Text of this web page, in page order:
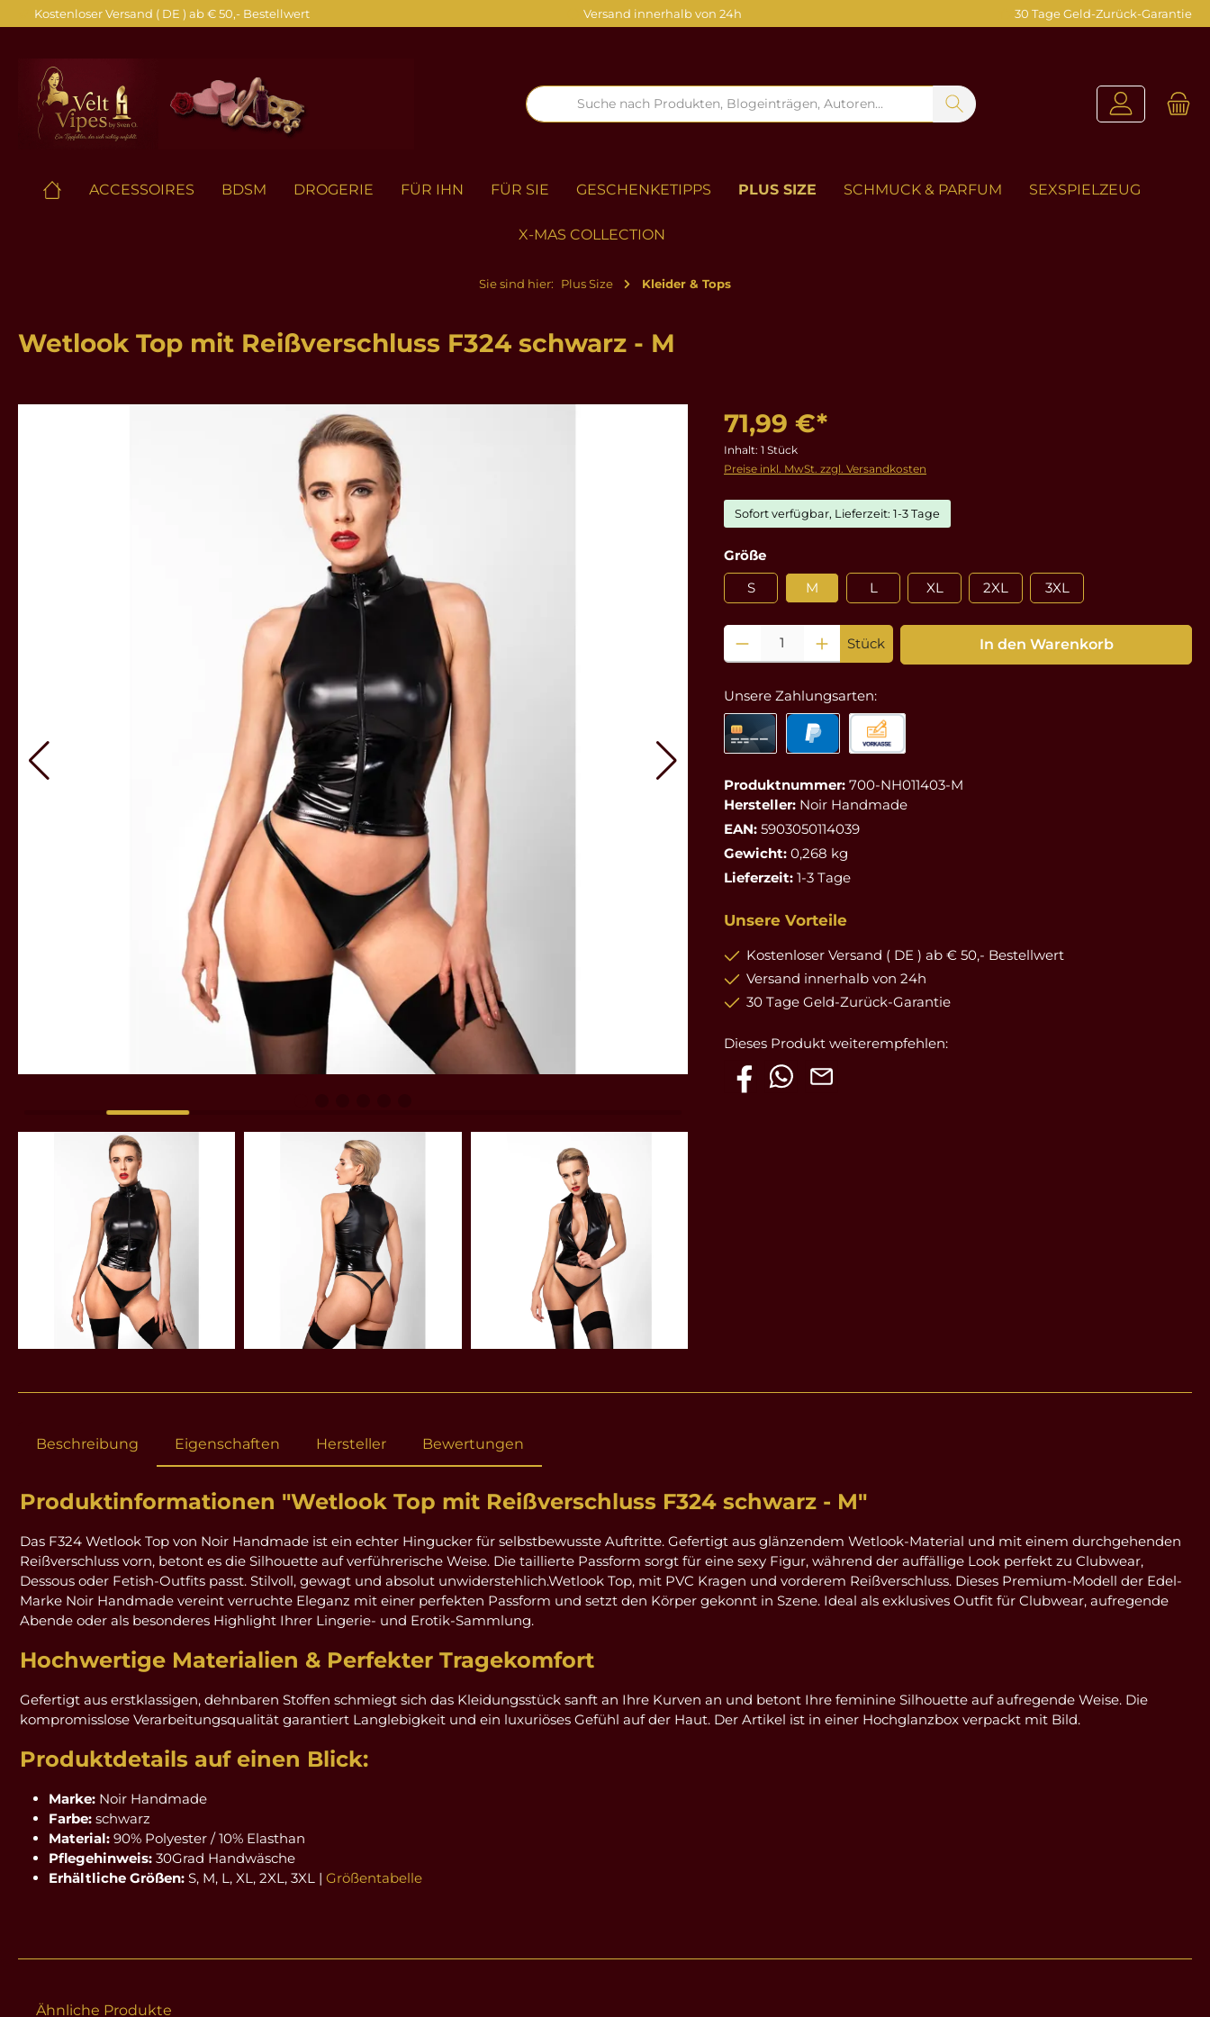
Zur Hauptnavigation springen
Kostenloser Versand ( DE ) ab € 50,- Bestellwert Versand innerhalb von 24h 30 Tage Geld-Zurück-Garantie
ACCESSOIRES BDSM DROGERIE FÜR IHN FÜR SIE GESCHENKETIPPS PLUS SIZE SCHMUCK & PARFUM SEXSPIELZEUG
X-MAS COLLECTION
Sie sind hier: Plus Size Kleider & Tops
Wetlook Top mit Reißverschluss F324 schwarz - M
71,99 €*
Inhalt: 1 Stück
Preise inkl. MwSt. zzgl. Versandkosten
Sofort verfügbar, Lieferzeit: 1-3 Tage
Größeauswählen
S
M L XL 2XL 3XL
Produkt Anzahl: Gib den gewünschten Wert ein oder benutze die Schaltflächen um die
Stück In den Warenkorb
Unsere Zahlungsarten:
Produktnummer: 700-NH011403-M
Hersteller: Noir Handmade
EAN: 5903050114039
Gewicht: 0,268 kg
Lieferzeit: 1-3 Tage
Unsere Vorteile
Kostenloser Versand ( DE ) ab € 50,- Bestellwert
Versand innerhalb von 24h
30 Tage Geld-Zurück-Garantie
Dieses Produkt weiterempfehlen:
Beschreibung Eigenschaften Hersteller Bewertungen
Produktinformationen "Wetlook Top mit Reißverschluss F324 schwarz - M"
Das F324 Wetlook Top von Noir Handmade ist ein echter Hingucker für selbstbewusste Auftritte. Gefertigt aus glänzendem Wetlook-Material und mit einem durchgehenden
Reißverschluss vorn, betont es die Silhouette auf verführerische Weise. Die taillierte Passform sorgt für eine sexy Figur, während der auffällige Look perfekt zu Clubwear,
Dessous oder Fetish-Outfits passt. Stilvoll, gewagt und absolut unwiderstehlich.Wetlook Top, mit PVC Kragen und vorderem Reißverschluss. Dieses Premium-Modell der Edel-
Marke Noir Handmade vereint verruchte Eleganz mit einer perfekten Passform und setzt den Körper gekonnt in Szene. Ideal als exklusives Outfit für Clubwear, aufregende
Abende oder als besonderes Highlight Ihrer Lingerie- und Erotik-Sammlung.
Hochwertige Materialien & Perfekter Tragekomfort
Gefertigt aus erstklassigen, dehnbaren Stoffen schmiegt sich das Kleidungsstück sanft an Ihre Kurven an und betont Ihre feminine Silhouette auf aufregende Weise. Die
kompromisslose Verarbeitungsqualität garantiert Langlebigkeit und ein luxuriöses Gefühl auf der Haut. Der Artikel ist in einer Hochglanzbox verpackt mit Bild.
Produktdetails auf einen Blick:
Marke: Noir Handmade
Farbe: schwarz
Material: 90% Polyester / 10% Elasthan
Pflegehinweis: 30Grad Handwäsche
Erhältliche Größen: S, M, L, XL, 2XL, 3XL | Größentabelle
Ähnliche Produkte